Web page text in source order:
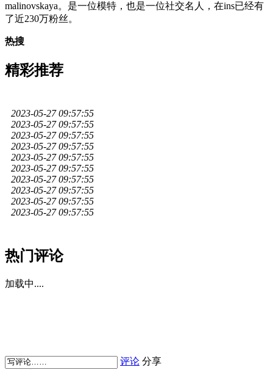
malinovskaya。是一位模特，也是一位社交名人，在ins已经有
了近230万粉丝。
热搜
精彩推荐
2023-05-27 09:57:55
2023-05-27 09:57:55
2023-05-27 09:57:55
2023-05-27 09:57:55
2023-05-27 09:57:55
2023-05-27 09:57:55
2023-05-27 09:57:55
2023-05-27 09:57:55
2023-05-27 09:57:55
2023-05-27 09:57:55
热门评论
加载中....
评论 分享